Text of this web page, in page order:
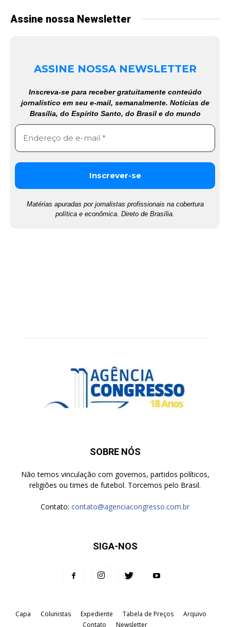
Assine nossa Newsletter
ASSINE NOSSA NEWSLETTER
Inscreva-se para receber gratuitamente conteúdo
jornalístico em seu e-mail, semanalmente. Notícias de
Brasília, do Espírito Santo, do Brasil e do mundo
Matérias apuradas por jornalistas profissionais na cobertura
política e econômica. Direto de Brasília.
SOBRE NÓS
Não temos vinculação com governos, partidos políticos,
religiões ou times de futebol. Torcemos pelo Brasil.
Contato: contato@agenciacongresso.com.br
SIGA-NOS
Capa Colunistas Expediente Tabela de Preços
Arquivo
Contato
Newsletter